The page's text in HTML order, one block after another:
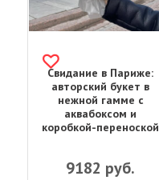
Свидание в Париже:
авторский букет в
нежной гамме с
аквабоксом и
коробкой-переноской
9182 руб.